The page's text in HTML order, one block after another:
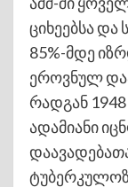
ციხეებსა და
85%-მდე
ეროვნულ
რადგან
ადამიანი